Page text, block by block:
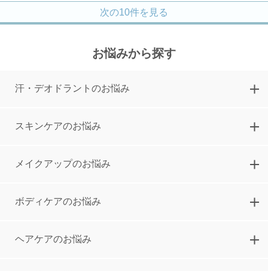
ボトックスペプチドオールインワンクリ
大人気のボトックスオールインワンクリームが
3,900
つや肌仕上がるメイク5点セット
次の10件を見る
お悩みから探す
汗・デオドラントのお悩み
スキンケアのお悩み
メイクアップのお悩み
ボディケアのお悩み
ヘアケアのお悩み